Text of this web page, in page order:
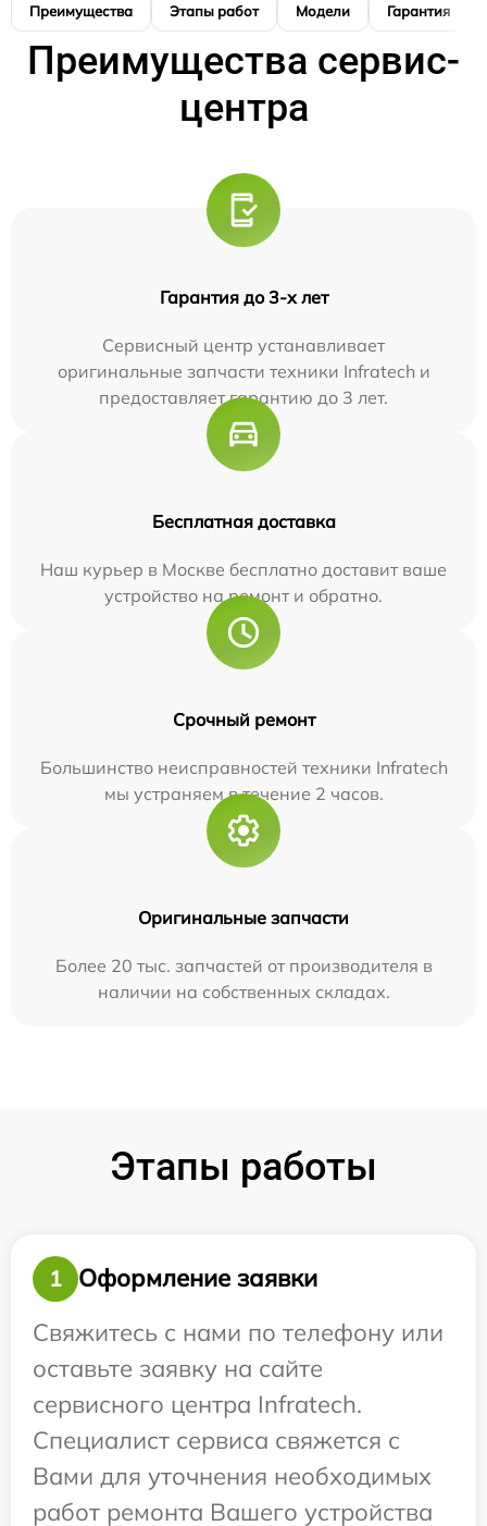
Преимущества Этапы работ Модели Гарантия
Преимущества сервис-
центра
Гарантия до 3-х лет
Сервисный центр устанавливает
оригинальные запчасти техники Infratech и
предоставляет гарантию до 3 лет.
Бесплатная доставка
Наш курьер в Москве бесплатно доставит ваше
устройство на ремонт и обратно.
Срочный ремонт
Большинство неисправностей техники Infratech
мы устраняем в течение 2 часов.
Оригинальные запчасти
Более 20 тыс. запчастей от производителя в
наличии на собственных складах.
Этапы работы
1
Оформление заявки
Свяжитесь с нами по телефону или
оставьте заявку на сайте
сервисного центра Infratech.
Специалист сервиса свяжется с
Вами для уточнения необходимых
работ ремонта Вашего устройства